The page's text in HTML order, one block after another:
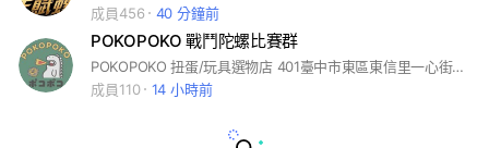
成員456
40 分鐘前
POKOPOKO 戰鬥陀螺比賽群
POKOPOKO 扭蛋/玩具選物店 401臺中市東區東信里一心街271號
成員110
14 小時前